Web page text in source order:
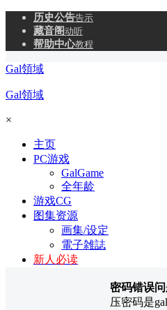
历史公告告示
藏音阁动听
帮助中心教程
Gal領域
Gal領域
×
主页
PC游戏
GalGame
全年龄
游戏CG
图集资源
画集/设定
電子雑誌
新人必读
密码错误问
压密码是